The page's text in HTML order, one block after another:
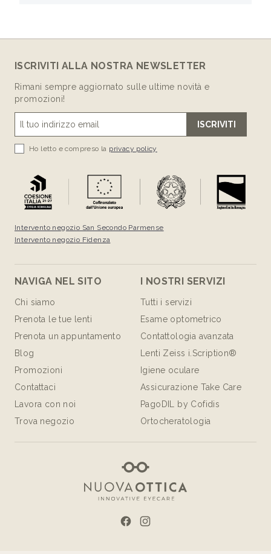
NAVIGA NEL SITO
Chi siamo
Prenota le tue lenti
Prenota un appuntamento
Blog
Promozioni
Contattaci
Lavora con noi
Trova negozio
I NOSTRI SERVIZI
Tutti i servizi
Esame optometrico
Contattologia avanzata
Lenti Zeiss i.Scription®
Igiene oculare
Assicurazione Take Care
PagoDIL by Cofidis
Ortocheratologia
ISCRIVITI ALLA NOSTRA NEWSLETTER
Rimani sempre aggiornato sulle ultime novità e
promozioni!
ISCRIVITI
Ho letto e compreso la privacy policy
Intervento negozio San Secondo Parmense
Intervento negozio Fidenza